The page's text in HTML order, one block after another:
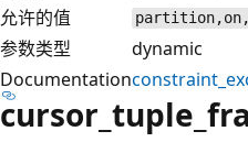
允许的值
参数类型
dynamic
Documentation